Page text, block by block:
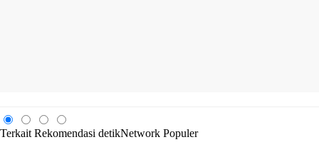
Terkait Rekomendasi detikNetwork Populer